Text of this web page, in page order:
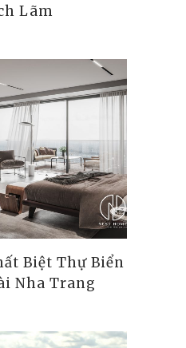
Lãm
Biệt Thự Biển
Nha Trang